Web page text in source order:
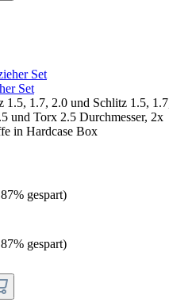
Set
1.5, 1.7, 2.0 und Schlitz 1.5,
und Torx 2.5 Durchmesser, 2x
in Hardcase Box
gespart)
gespart)